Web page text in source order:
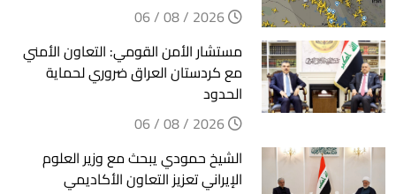
مستشار الأمن القومي: التعاون الأمني
مع كردستان العراق ضروري لحماية
الحدود
الشيخ حمودي يبحث مع وزير العلوم
الإيراني تعزيز التعاون الأكاديمي